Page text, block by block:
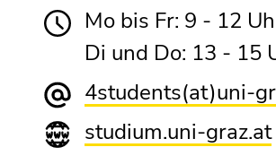
Mo bis Fr: 9 - 12
Di und Do: 13 - 15
4students(at)uni-
studium.uni-graz.at